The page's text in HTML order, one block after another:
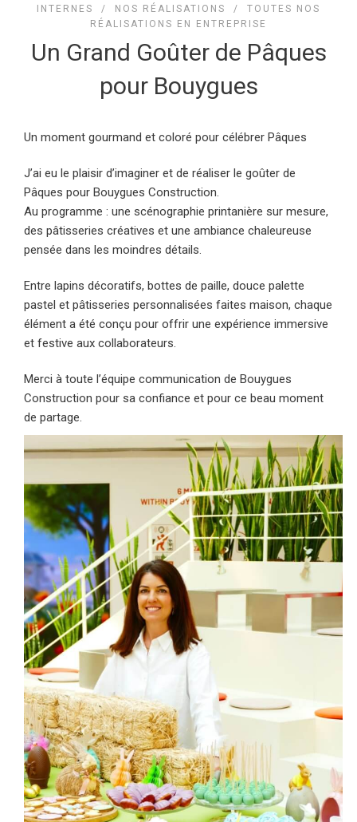
INTERNES
/ NOS RÉALISATIONS / TOUTES NOS
RÉALISATIONS EN ENTREPRISE
Un Grand Goûter de Pâques
pour Bouygues
Un moment gourmand et coloré pour célébrer Pâques
J’ai eu le plaisir d’imaginer et de réaliser le goûter de
Pâques pour Bouygues Construction.
Au programme : une scénographie printanière sur mesure,
des pâtisseries créatives et une ambiance chaleureuse
pensée dans les moindres détails.
Entre lapins décoratifs, bottes de paille, douce palette
pastel et pâtisseries personnalisées faites maison, chaque
élément a été conçu pour offrir une expérience immersive
et festive aux collaborateurs.
Merci à toute l’équipe communication de Bouygues
Construction pour sa confiance et pour ce beau moment
de partage.